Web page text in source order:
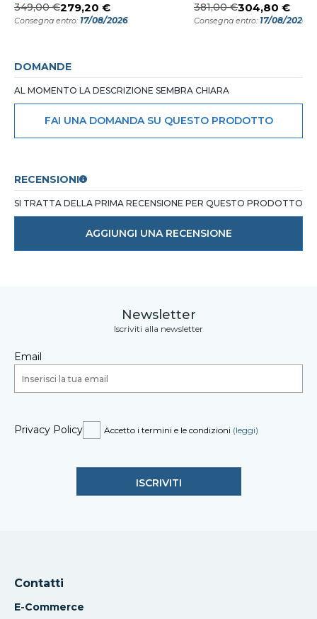
349,00 €279,20 €
Consegna entro: 17/08/2026
381,00 €304,80 €
Consegna entro: 17/08/2026
DOMANDE
AL MOMENTO LA DESCRIZIONE SEMBRA CHIARA
FAI UNA DOMANDA SU QUESTO PRODOTTO
RECENSIONI
SI TRATTA DELLA PRIMA RECENSIONE PER QUESTO PRODOTTO
AGGIUNGI UNA RECENSIONE
Newsletter
Iscriviti alla newsletter
Email
Privacy Policy Accetto i termini e le condizioni (leggi)
Contatti
E-Commerce